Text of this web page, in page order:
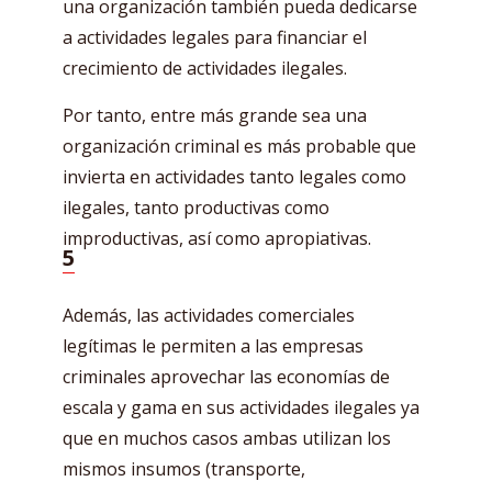
una organización también pueda dedicarse
a actividades legales para financiar el
crecimiento de actividades ilegales.
Por tanto, entre más grande sea una
organización criminal es más probable que
invierta en actividades tanto legales como
ilegales, tanto productivas como
improductivas, así como apropiativas.
5
Además, las actividades comerciales
legítimas le permiten a las empresas
criminales aprovechar las economías de
escala y gama en sus actividades ilegales ya
que en muchos casos ambas utilizan los
mismos insumos (transporte,